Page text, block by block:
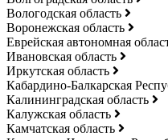
Вологодская область
Воронежская область
Еврейская автономная
Ивановская область
Иркутская область
Кабардино-Балкарская
Калининградская область
Калужская область
Камчатская область